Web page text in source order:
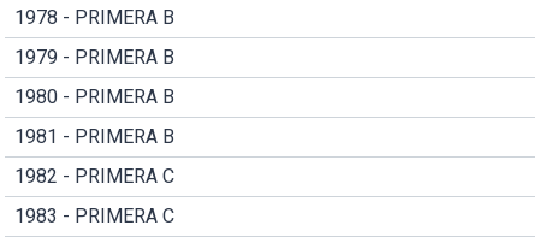
1978 - PRIMERA B
1979 - PRIMERA B
1980 - PRIMERA B
1981 - PRIMERA B
1982 - PRIMERA C
1983 - PRIMERA C